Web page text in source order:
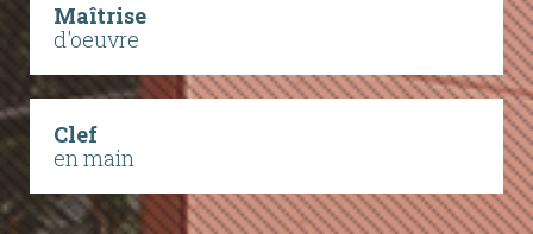
Maîtrise
d'oeuvre
Clef
en main